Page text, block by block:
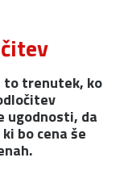
to trenutek, ko
ugodnosti, da
bo cena še